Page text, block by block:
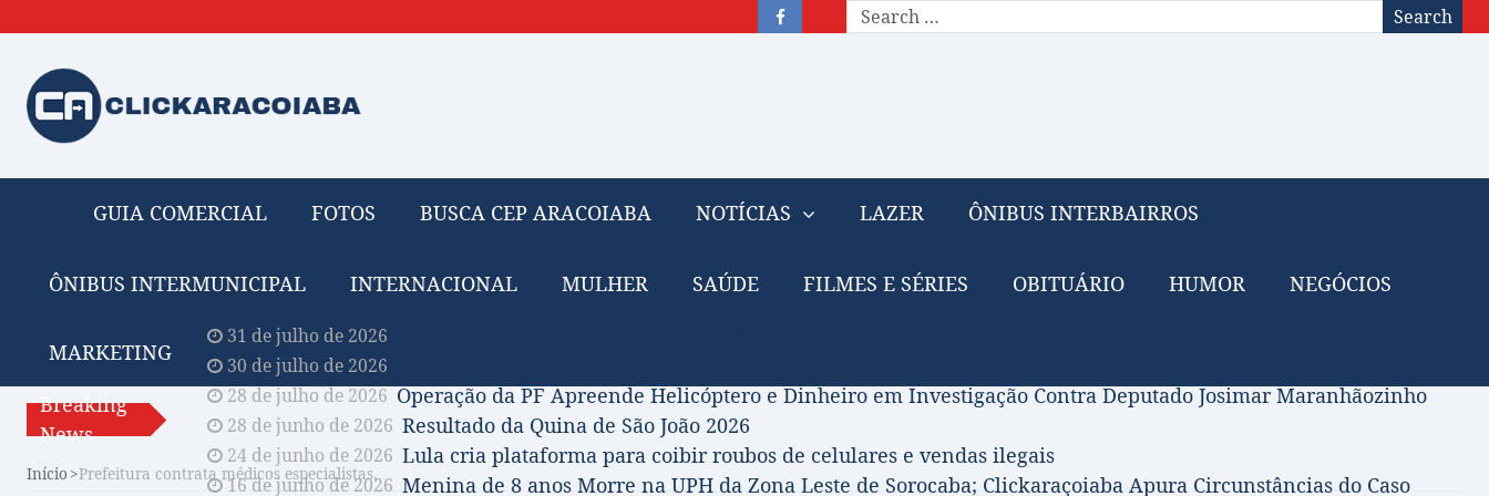
Search
GUIA COMERCIAL FOTOS BUSCA CEP ARACOIABA NOTÍCIAS LAZER ÔNIBUS INTERBAIRROS
ÔNIBUS INTERMUNICIPAL INTERNACIONAL MULHER SAÚDE FILMES E SÉRIES OBITUÁRIO HUMOR NEGÓCIOS
MARKETING
Breaking
News
31 de julho de 2026
30 de julho de 2026
28 de julho de 2026 Operação da PF Apreende Helicóptero e Dinheiro em Investigação Contra Deputado Josimar Maranhãozinho
28 de junho de 2026 Resultado da Quina de São João 2026
24 de junho de 2026 Lula cria plataforma para coibir roubos de celulares e vendas ilegais
16 de junho de 2026 Menina de 8 anos Morre na UPH da Zona Leste de Sorocaba; Clickaraçoiaba Apura Circunstâncias do Caso
Início Prefeitura contrata médicos especialistas.